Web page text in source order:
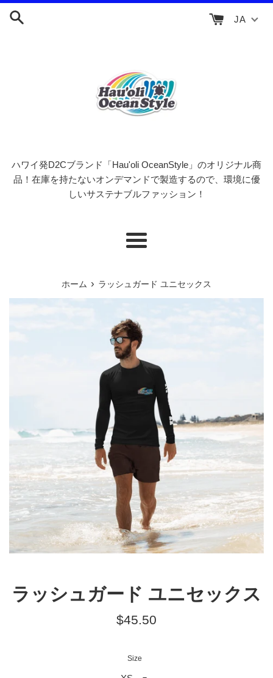
コ
JA
ハワイ発D2Cブランド「Hau'oli OceanStyle」のオリジナル商
品！在庫を持たないオンデマンドで製造するので、環境に優
しいサステナブルファッション！
メ
ー
ホーム › ラッシュガード ユニセックス
ラッシュガード ユニセックス
通
$45.50
Size